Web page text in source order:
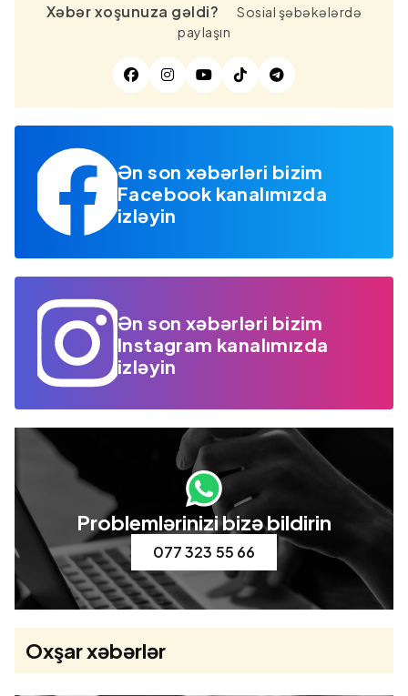
Xəbər xoşunuza gəldi?
Sosial şəbəkələrdə
paylaşın
Ən son xəbərləri bizim
Facebook kanalımızda
izləyin
Ən son xəbərləri bizim
Instagram kanalımızda
izləyin
Problemlərinizi bizə bildirin
077 323 55 66
Oxşar xəbərlər